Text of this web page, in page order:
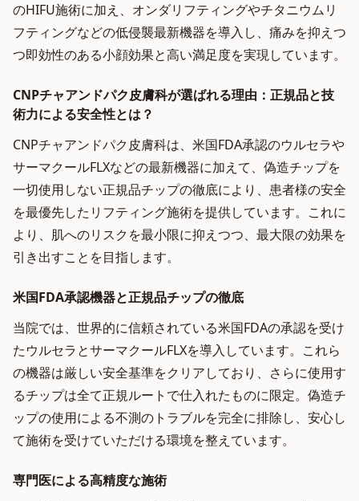
のHIFU施術に加え、オンダリフティングやチタニウムリ
フティングなどの低侵襲最新機器を導入し、痛みを抑えつ
つ即効性のある小顔効果と高い満足度を実現しています。
CNPチャアンドパク皮膚科が選ばれる理由：正規品と技
術力による安全性とは？
CNPチャアンドパク皮膚科は、米国FDA承認のウルセラや
サーマクールFLXなどの最新機器に加えて、偽造チップを
一切使用しない正規品チップの徹底により、患者様の安全
を最優先したリフティング施術を提供しています。これに
より、肌へのリスクを最小限に抑えつつ、最大限の効果を
引き出すことを目指します。
米国FDA承認機器と正規品チップの徹底
当院では、世界的に信頼されている米国FDAの承認を受け
たウルセラとサーマクールFLXを導入しています。これら
の機器は厳しい安全基準をクリアしており、さらに使用す
るチップは全て正規ルートで仕入れたものに限定。偽造チ
ップの使用による不測のトラブルを完全に排除し、安心し
て施術を受けていただける環境を整えています。
専門医による高精度な施術